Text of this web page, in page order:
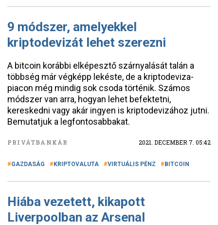
9 módszer, amelyekkel
kriptodevizát lehet szerezni
A bitcoin korábbi elképesztő szárnyalását talán a
többség már végképp lekéste, de a kriptodeviza-
piacon még mindig sok csoda történik. Számos
módszer van arra, hogyan lehet befektetni,
kereskedni vagy akár ingyen is kriptodevizához jutni.
Bemutatjuk a legfontosabbakat.
PRIVÁTBANKÁR 2021. DECEMBER 7. 05:42
GAZDASÁG KRIPTOVALUTA VIRTUÁLIS PÉNZ BITCOIN
Hiába vezetett, kikapott
Liverpoolban az Arsenal